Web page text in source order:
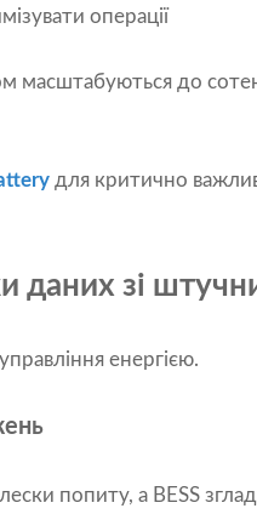
операції
масштабуються до
для критично
даних зі
енергією.
попиту, а BESS